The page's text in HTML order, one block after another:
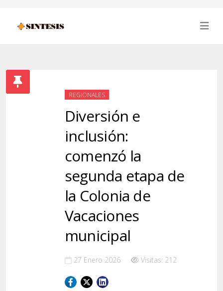
REGIONALES
Diversión e
inclusión:
comenzó la
segunda etapa de
la Colonia de
Vacaciones
municipal
27 Enero 2026 Visitas: 212